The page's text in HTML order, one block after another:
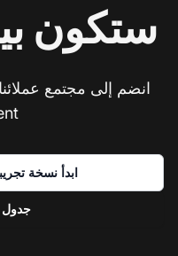
ستكون
انضم إلى مجتمع
ابدأ نسخة تجريبية